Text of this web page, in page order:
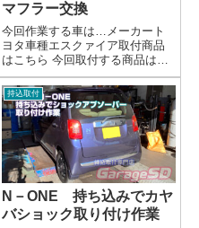
マフラー交換
今回作業する車は…メーカート
ヨタ車種エスクァイア取付商品
はこちら 今回取付する商品は…
ガナドールの中古マフラーです
作業写真今回は加工はなかった
ですが、出口に合わせてカット
なども対応しますマフラー持ち
込み時の注意点マフラー持ち込
み時の注意点交...
持込取付
N－ONE 持ち込みでカヤ
バショック取り付け作業